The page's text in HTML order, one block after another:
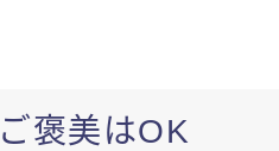
褒美はOK